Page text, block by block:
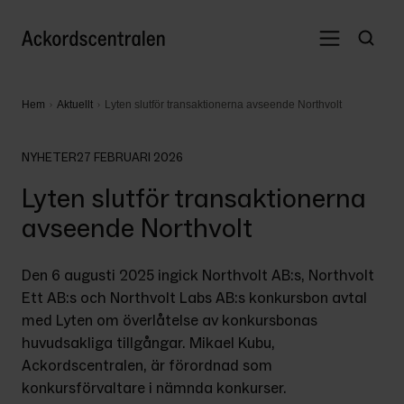
Hem Aktuellt Lyten slutför transaktionerna avseende Northvolt
NYHETER27 FEBRUARI 2026
Lyten slutför transaktionerna
avseende Northvolt
Den 6 augusti 2025 ingick Northvolt AB:s, Northvolt
Ett AB:s och Northvolt Labs AB:s konkursbon avtal
med Lyten om överlåtelse av konkursbonas
huvudsakliga tillgångar. Mikael Kubu,
Ackordscentralen, är förordnad som
konkursförvaltare i nämnda konkurser.